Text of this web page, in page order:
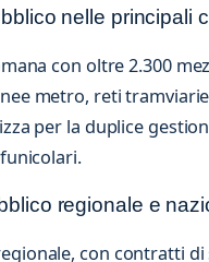
nelle principali
con oltre 2.300
metro, reti
per la duplice
funicolari.
regionale e
con contratti